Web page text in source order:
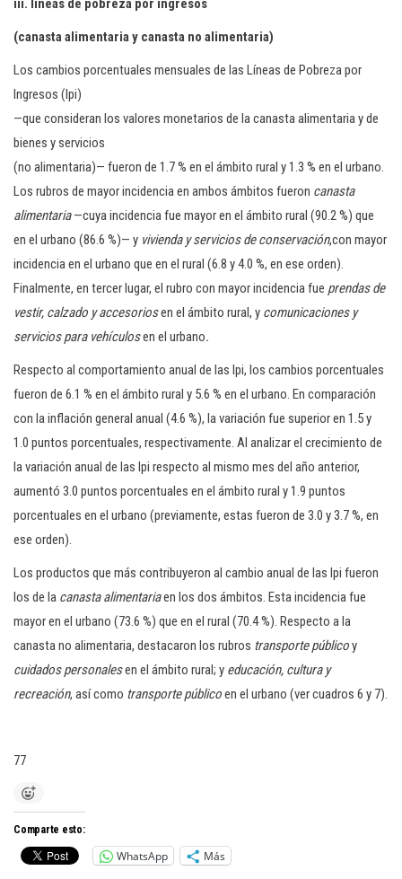
iii. líneas de pobreza por ingresos
(canasta alimentaria y canasta no alimentaria)
Los cambios porcentuales mensuales de las Líneas de Pobreza por
Ingresos (lpi)
—que consideran los valores monetarios de la canasta alimentaria y de
bienes y servicios
(no alimentaria)— fueron de 1.7 % en el ámbito rural y 1.3 % en el urbano.
Los rubros de mayor incidencia en ambos ámbitos fueron canasta
alimentaria—cuya incidencia fue mayor en el ámbito rural (90.2 %) que
en el urbano (86.6 %)— y vivienda y servicios de conservación,con mayor
incidencia en el urbano que en el rural (6.8 y 4.0 %, en ese orden).
Finalmente, en tercer lugar, el rubro con mayor incidencia fue prendas de
vestir, calzado y accesoriosen el ámbito rural, y comunicaciones y
servicios para vehículosen el urbano.
Respecto al comportamiento anual de las lpi, los cambios porcentuales
fueron de 6.1 % en el ámbito rural y 5.6 % en el urbano. En comparación
con la inflación general anual (4.6 %), la variación fue superior en 1.5 y
1.0 puntos porcentuales, respectivamente. Al analizar el crecimiento de
la variación anual de las lpi respecto al mismo mes del año anterior,
aumentó 3.0 puntos porcentuales en el ámbito rural y 1.9 puntos
porcentuales en el urbano (previamente, estas fueron de 3.0 y 3.7 %, en
ese orden).
Los productos que más contribuyeron al cambio anual de las lpi fueron
los de la canasta alimentariaen los dos ámbitos. Esta incidencia fue
mayor en el urbano (73.6 %) que en el rural (70.4 %). Respecto a la
canasta no alimentaria, destacaron los rubros transporte públicoy
cuidados personalesen el ámbito rural; y educación, cultura y
recreación, así como transporte públicoen el urbano (ver cuadros 6 y 7).
77
Comparte esto:
WhatsApp Más